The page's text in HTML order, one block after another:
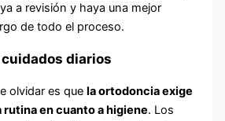
a revisión y haya una mejor
de todo el proceso.
diarios
olvidar es quela ortodoncia exige
rutina en cuanto a higiene. Los